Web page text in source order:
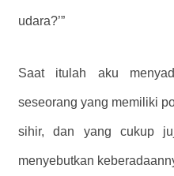
udara?’”
Saat itulah aku
seseorang yang memiliki
sihir, dan yang cukup
menyebutkan